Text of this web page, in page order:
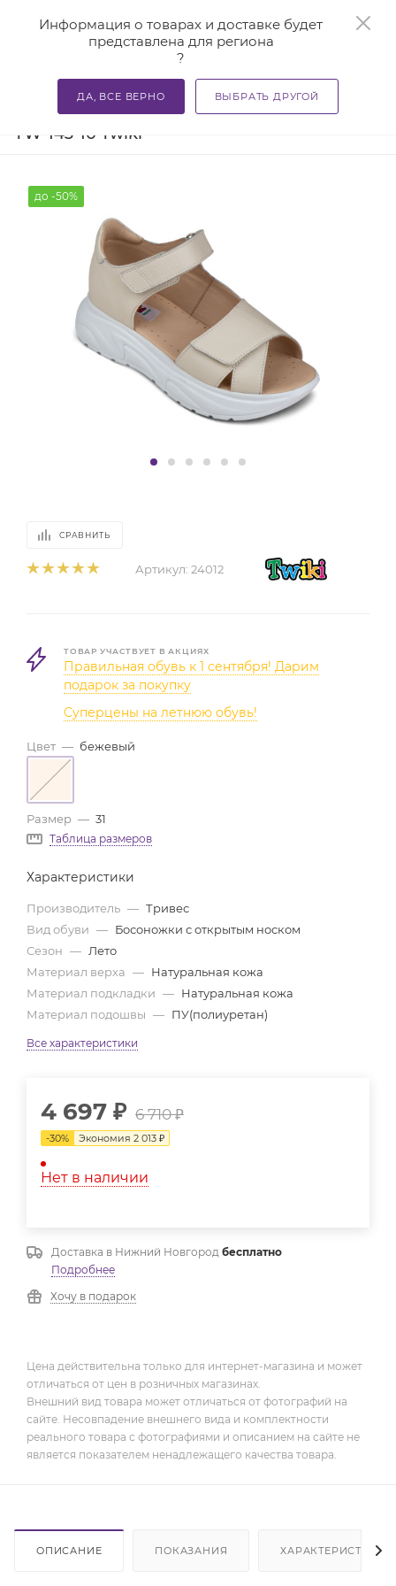
Информация о товарах и доставке будет
представлена для региона
?
ДА, ВСЕ ВЕРНО ВЫБРАТЬ ДРУГОЙ
Главная — Каталог — Учиться - здорово! Полезная
Босоножки детские ортопедические
TW-143-10 Twiki
до -50%
СРАВНИТЬ
Артикул: 24012
ТОВАР УЧАСТВУЕТ В АКЦИЯХ
Правильная обувь к 1 сентября! Дарим
подарок за покупку
Суперцены на летнюю обувь!
Цвет — бежевый
Размер — 31
Таблица размеров
Характеристики
Производитель — Тривес
Вид обуви — Босоножки с открытым носком
Сезон — Лето
Материал верха — Натуральная кожа
Материал подкладки — Натуральная кожа
Материал подошвы — ПУ(полиуретан)
Все характеристики
4 697 ₽ 6 710₽
-30% Экономия 2 013 ₽
Нет в наличии
Доставка в Нижний Новгород бесплатно
Подробнее
Хочу в подарок
Цена действительна только для интернет-магазина и может
отличаться от цен в розничных магазинах.
Внешний вид товара может отличаться от фотографий на
сайте. Несовпадение внешнего вида и комплектности
реального товара с фотографиями и описанием на сайте не
является показателем ненадлежащего качества товара.
ОПИСАНИЕ ПОКАЗАНИЯ ХАРАКТЕРИСТИКИ